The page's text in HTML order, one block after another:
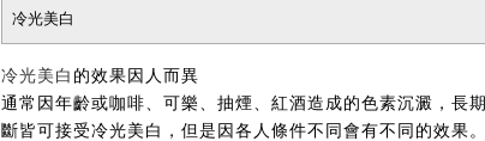
冷光美白
冷光美白 的效果因人而異
通常因年齡或咖啡、可樂、抽煙、紅酒造成的色素沉澱，長
斷皆可接受冷光美白，但是因各人條件不同會有不同的效果